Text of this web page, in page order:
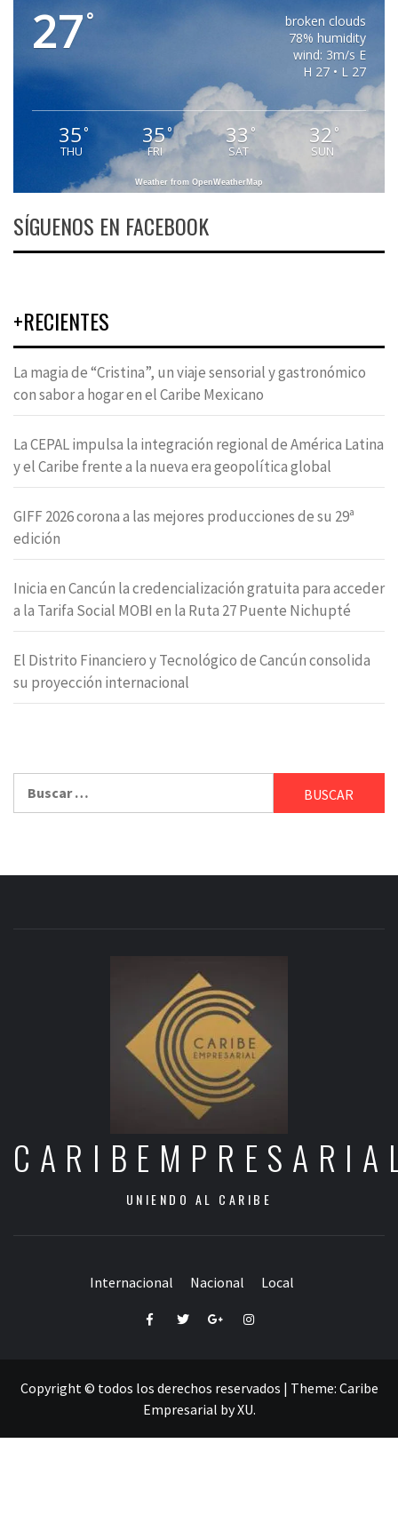
27°
broken clouds
78% humidity
wind: 3m/s E
H 27 • L 27
35°
THU
35°
FRI
33 °
SAT
32 °
SUN
Weather from OpenWeatherMap
SÍGUENOS EN FACEBOOK
+RECIENTES
La magia de “Cristina”, un viaje sensorial y gastronómico
con sabor a hogar en el Caribe Mexicano
La CEPAL impulsa la integración regional de América Latina
y el Caribe frente a la nueva era geopolítica global
GIFF 2026 corona a las mejores producciones de su 29ª
edición
Inicia en Cancún la credencialización gratuita para acceder
a la Tarifa Social MOBI en la Ruta 27 Puente Nichupté
El Distrito Financiero y Tecnológico de Cancún consolida
su proyección internacional
UNIENDO AL CARIBE
Internacional Nacional Local
FacebookTwitterGoogle+Instagram
Copyright © todos los derechos reservados | Theme: Caribe
Empresarial byXU.